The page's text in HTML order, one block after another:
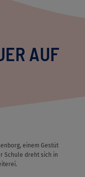
AUF
einem Gestüt
Schule dreht sich in